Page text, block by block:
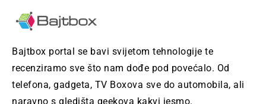
Bajtbox portal se bavi svijetom tehnologije te
recenziramo sve što nam dođe pod povećalo. Od
telefona, gadgeta, TV Boxova sve do automobila, ali
naravno s gledišta geekova kakvi jesmo.